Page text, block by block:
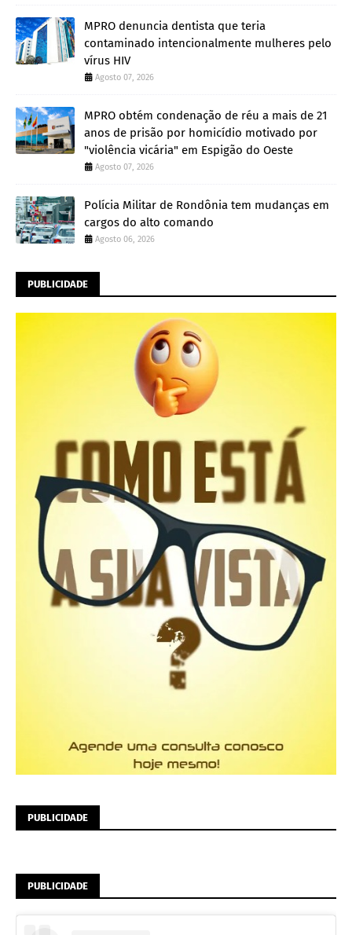
MPRO denuncia dentista que teria
contaminado intencionalmente mulheres pelo
vírus HIV
Agosto 07, 2026
MPRO obtém condenação de réu a mais de 21
anos de prisão por homicídio motivado por
"violência vicária" em Espigão do Oeste
Agosto 07, 2026
Polícia Militar de Rondônia tem mudanças em
cargos do alto comando
Agosto 06, 2026
PUBLICIDADE
PUBLICIDADE
PUBLICIDADE